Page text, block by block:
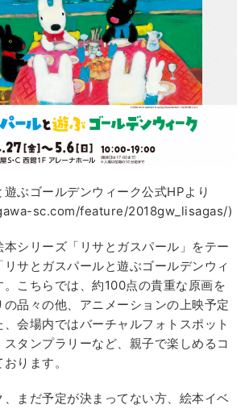
遊ぶゴールデンウィーク公式HPより
sc.com/feature/2018gw_lisagas/)
シリーズ「リサとガスパール」をテー
サとガスパールと遊ぶゴールデンウィ
こちらでは、約100点の貴重な原画を
品々の他、アニメーションの上映予定
、会場内ではバーチャルフォトスポット
タンプラリーなど、親子で楽しめるコ
ります。
、まだ予定が決まってない方、絵本イベ